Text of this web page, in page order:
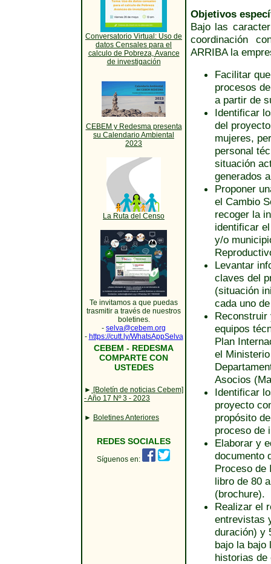
Conversatorio Virtual: Uso de
datos Censales para el
calculo de Pobreza, Avance
de investigación
CEBEM y Redesma presenta
su Calendario Ambiental
2023
La Ruta del Censo
Te invitamos a que puedas
trasmitir a través de nuestros
boletines.
- selva@cebem.org
- https://cutt.ly/WhatsAppSelva
CEBEM - REDESMA
COMPARTE CON
USTEDES
► [Boletín de noticias Cebem]
- Año 17 Nº 3 - 2023
► Boletines Anteriores
REDES SOCIALES
Síguenos en:
Objetivos
Bajo las
coordinación
ARRIBA la
Facilitar
procesos
a partir de
Identificar
del
mujeres,
personal
situación
generados
Proponer
el Cambio
recoger la
identificar
y/o
Levantar
claves del
(situación
cada uno
equipos
Plan
el
Asocios
Identificar
proyecto
propósito
proceso de
Elaborar y
documento
Proceso de
libro de 80
(brochure).
Realizar el
entrevistas
duración) y
bajo la bajo
historias de